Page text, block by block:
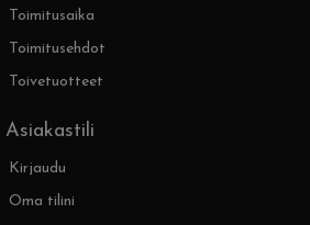
Toimitusaika
Toimitusehdot
Toivetuotteet
Asiakastili
Kirjaudu
Oma tilini